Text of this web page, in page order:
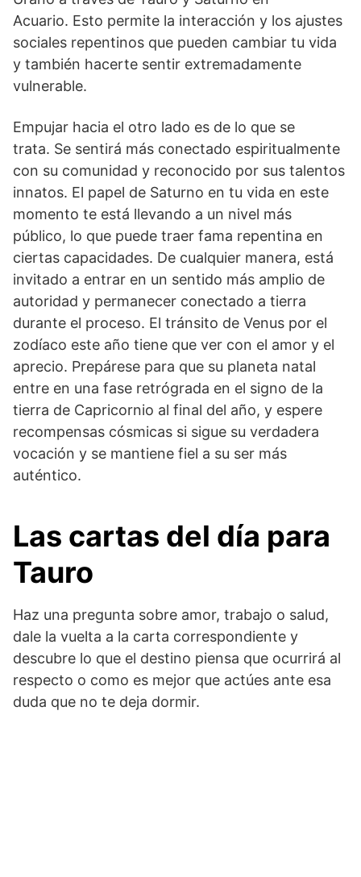
Acuario. Esto permite la interacción y los ajustes
sociales repentinos que pueden cambiar tu vida
y también hacerte sentir extremadamente
vulnerable.
Empujar hacia el otro lado es de lo que se
trata. Se sentirá más conectado espiritualmente
con su comunidad y reconocido por sus talentos
innatos. El papel de Saturno en tu vida en este
momento te está llevando a un nivel más
público, lo que puede traer fama repentina en
ciertas capacidades. De cualquier manera, está
invitado a entrar en un sentido más amplio de
autoridad y permanecer conectado a tierra
durante el proceso. El tránsito de Venus por el
zodíaco este año tiene que ver con el amor y el
aprecio. Prepárese para que su planeta natal
entre en una fase retrógrada en el signo de la
tierra de Capricornio al final del año, y espere
recompensas cósmicas si sigue su verdadera
vocación y se mantiene fiel a su ser más
auténtico.
Las cartas del día para
Tauro
Haz una pregunta sobre amor, trabajo o salud,
dale la vuelta a la carta correspondiente y
descubre lo que el destino piensa que ocurrirá al
respecto o como es mejor que actúes ante esa
duda que no te deja dormir.